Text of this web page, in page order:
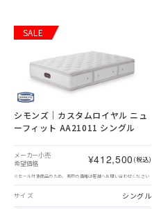
SALE
シモンズ｜カスタムロイヤル ニュ
ーフィット AA21011 シングル
メーカー小売
希望価格
¥412,500 (税込)
※セール対象商品のため、実際の価格は店舗へお問い合わせください
サイズ シングル